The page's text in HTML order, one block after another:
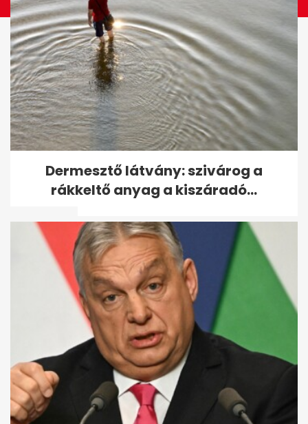
Nyilvános megalázás és
kirúgások: a Víg dolgozói
beszéltek...
Dermesztő látvány: szivárog a
rákkeltő anyag a kiszáradó...